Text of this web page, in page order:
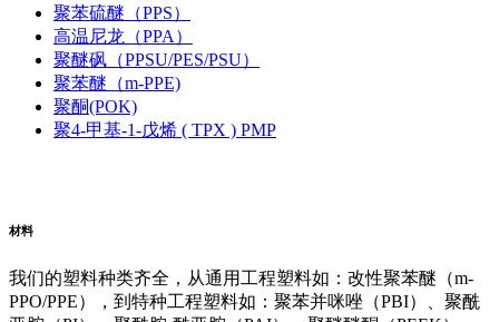
聚苯硫醚（PPS）
高温尼龙（PPA）
聚醚砜（PPSU/PES/PSU）
聚苯醚（m-PPE)
聚酮(POK)
聚4-甲基-1-戊烯 ( TPX ) PMP
材料
我们的塑料种类齐全，从通用工程塑料如：改性聚苯醚（m-
PPO/PPE），到特种工程塑料如：聚苯并咪唑（PBI）、聚酰